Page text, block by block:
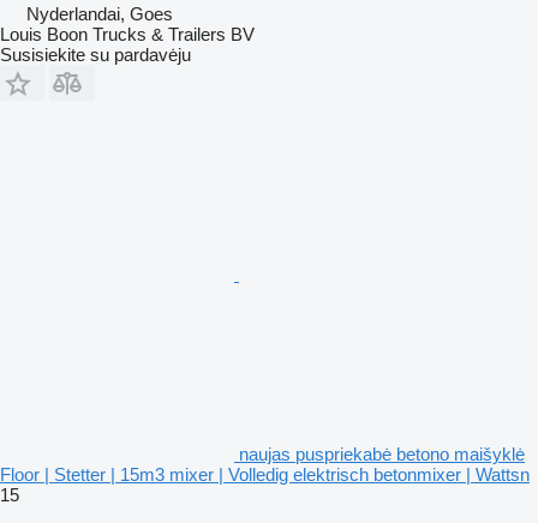
Nyderlandai, Goes
Louis Boon Trucks & Trailers BV
Susisiekite su pardavėju
naujas puspriekabė betono maišyklė
Floor | Stetter | 15m3 mixer | Volledig elektrisch betonmixer | Wattsn
15